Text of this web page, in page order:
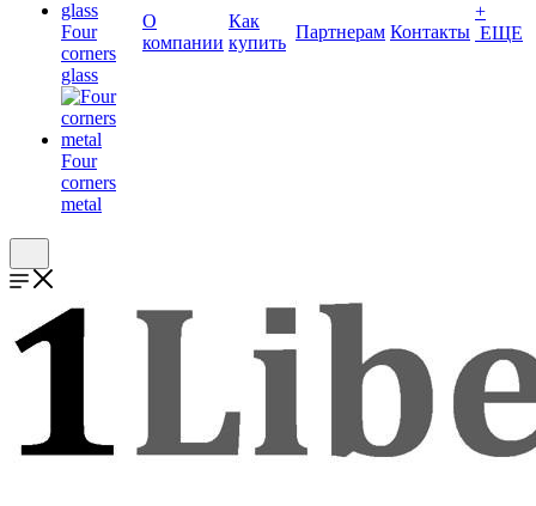
Four
corners
glass
Four
corners
metal
О
компании
Как
купить
Партнерам Контакты
+
ЕЩЕ